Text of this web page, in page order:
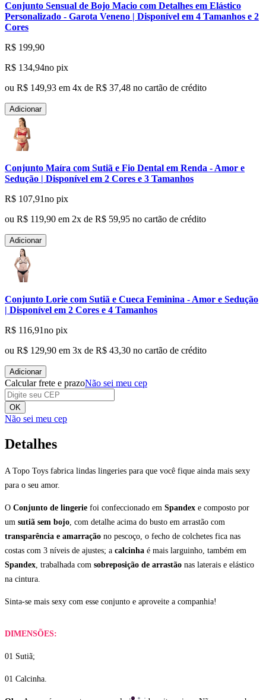
Conjunto Sensual de Bojo Macio com Detalhes em Elástico
Personalizado - Garota Veneno | Disponível em 4 Tamanhos e 2
Cores
R$ 199,90
R$ 134,94no pix
ou R$ 149,93 em 4x de R$ 37,48 no cartão de crédito
Adicionar
Conjunto Maíra com Sutiã e Fio Dental em Renda - Amor e
Sedução | Disponível em 2 Cores e 3 Tamanhos
R$ 107,91no pix
ou R$ 119,90 em 2x de R$ 59,95 no cartão de crédito
Adicionar
Conjunto Lorie com Sutiã e Cueca Feminina - Amor e Sedução
| Disponível em 2 Cores e 4 Tamanhos
R$ 116,91no pix
ou R$ 129,90 em 3x de R$ 43,30 no cartão de crédito
Adicionar
Calcular frete e prazoNão sei meu cep
OK
Não sei meu cep
Detalhes
A Topo Toys fabrica lindas lingeries para que você fique ainda mais sexy
para o seu amor.
O Conjunto de lingerie foi confeccionado em Spandex e composto por
um sutiã sem bojo, com detalhe acima do busto em arrastão com
transparência e amarração no pescoço, o fecho de colchetes fica nas
costas com 3 níveis de ajustes; a calcinha é mais larguinho, também em
Spandex, trabalhada com sobreposição de arrastão nas laterais e elástico
na cintura.
Sinta-se mais sexy com esse conjunto e aproveite a companhia!
DIMENSÕES:
01 Sutiã;
01 Calcinha.